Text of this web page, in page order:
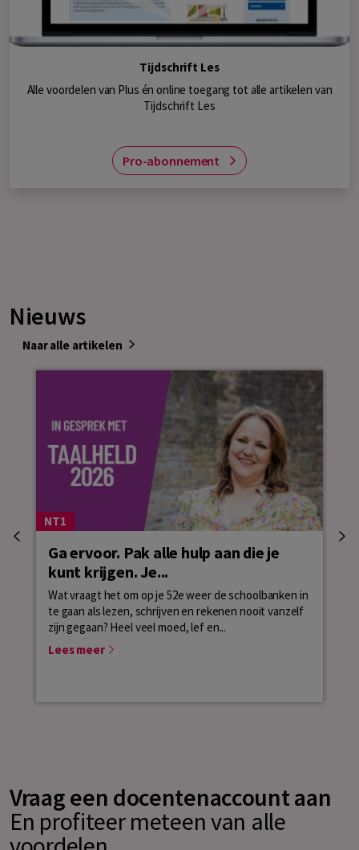
Tijdschrift Les
Alle voordelen van Plus én online toegang tot alle artikelen van
Tijdschrift Les
Pro-abonnement
Nieuws
Naar alle artikelen
NT1
Ga ervoor. Pak alle hulp aan die je
kunt krijgen. Je...
Wat vraagt het om op je 52e weer de schoolbanken in
te gaan als lezen, schrijven en rekenen nooit vanzelf
zijn gegaan? Heel veel moed, lef en...
Lees meer
Vraag een docentenaccount aan
En profiteer meteen van alle